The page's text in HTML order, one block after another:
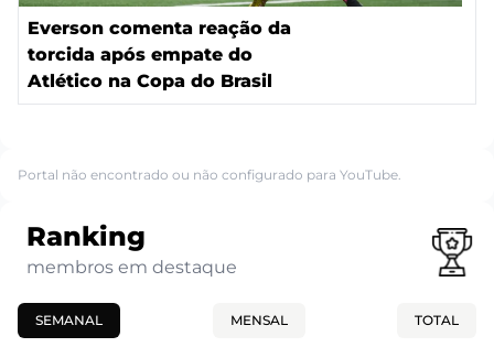
Everson comenta reação da
torcida após empate do
Atlético na Copa do Brasil
Portal não encontrado ou não configurado para YouTube.
Ranking
membros em destaque
SEMANAL MENSAL TOTAL